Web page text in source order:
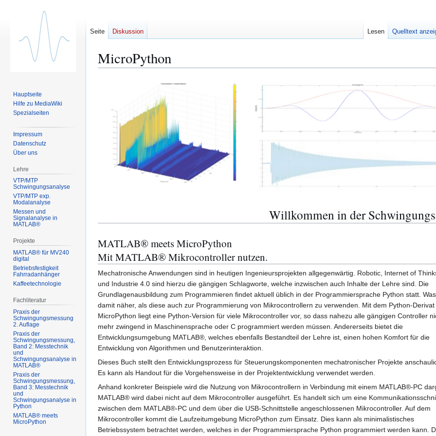
MicroPython
Willkommen in der
MATLAB® meets MicroPython
Mit MATLAB® Mikrocontroller nutzen.
Mechatronische Anwendungen sind in heutigen Ingenieursprojekten allgegenwärtig. Robotic, Internet of
und Industrie 4.0 sind hierzu die gängigen Schlagworte, welche inzwischen auch Inhalte der Lehre sind. Die
Grundlagenausbildung zum Programmieren findet aktuell üblich in der Programmiersprache Python statt.
damit näher, als diese auch zur Programmierung von Mikrocontrollern zu verwenden. Mit dem Python-Derivat
MicroPython liegt eine Python-Version für viele Mikrocontroller vor, so dass nahezu alle gängigen Controller
mehr zwingend in Maschinensprache oder C programmiert werden müssen. Andererseits bietet die
Entwicklungsumgebung MATLAB®, welches ebenfalls Bestandteil der Lehre ist, einen hohen Komfort für die
Entwicklung von Algorithmen und Benutzerinteraktion.
Dieses Buch stellt den Entwicklungsprozess für Steuerungskomponenten mechatronischer Projekte
Es kann als Handout für die Vorgehensweise in der Projektentwicklung verwendet werden.
Anhand konkreter Beispiele wird die Nutzung von Mikrocontrollern in Verbindung mit einem MATLAB®-PC
MATLAB® wird dabei nicht auf dem Mikrocontroller ausgeführt. Es handelt sich um eine
zwischen dem MATLAB®-PC und dem über die USB-Schnittstelle angeschlossenen Mikrocontroller. Auf dem
Mikrocontroller kommt die Laufzeitumgebung MicroPython zum Einsatz. Dies kann als minimalistisches
Betriebssystem betrachtet werden, welches in der Programmiersprache Python programmiert werden kann.
Seite Diskussion Lesen Quelltext
Hauptseite
Hilfe zu MediaWiki
Spezialseiten
Impressum
Datenschutz
Über uns
Lehre
VTP/MTP
Schwingungsanalyse
VTP/MTP exp.
Modalanalyse
Messen und
Signalanalyse in
MATLAB®
Projekte
MATLAB® für MV240
digital
Betriebsfestigkeit
Fahrradanhänger
Kaffeetechnologie
Fachliteratur
Praxis der
Schwingungsmessung
2. Auflage
Praxis der
Schwingungsmessung,
Band 2: Messtechnik
und
Schwingungsanalyse in
MATLAB®
Praxis der
Schwingungsmessung,
Band 3: Messtechnik
und
Schwingungsanalyse in
Python
MATLAB® meets
MicroPython